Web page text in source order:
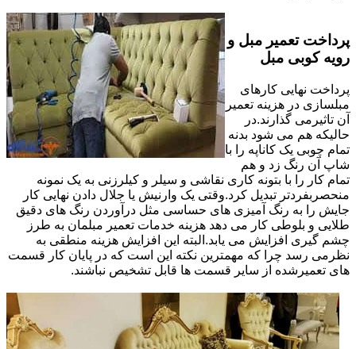
پرداخت تعمیر مبل و
رویه کوبی مبل
پرداخت نهایی کارهای
مبلسازی در هزینه تعمیر
آن تاثیرمی گذارند.در
حالیکه هم می شود بدنه
تمام چوبی یک کاناپه را با
شاپ آن رنگ زد و هم
تمام کار را با بتونه کاری نقاشی و سیلر و کیلرزنی به یک نمونه
منحصربفردتر تبدیل کرد.وقتی یک وارنیش یا جلال دادن نهایی کار
جایش را به رنگ آمیزی های حساسی مثل درآوردن رنگ های دقیق
طلایی و بلوطی کار می دهد هزینه خدمات تعمیر مبلمان به طرز
چشم گیری افزایش می یابد.البته این افزایش هزینه منطقی به
نظرمی رسد چرا که مهمترین نکته این است که در پایان کار قسمت
های تعمیرشده از سایر قسمت ها قابل تشخیص نباشند.